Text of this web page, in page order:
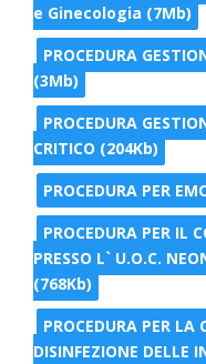
e Ginecologia (7Mb)
PROCEDURA
(3Mb)
PROCEDURA
CRITICO (204Kb)
PROCEDURA PER
PROCEDURA PER IL
PRESSO L` U.O.C.
(768Kb)
PROCEDURA PER LA
DISINFEZIONE DELLE